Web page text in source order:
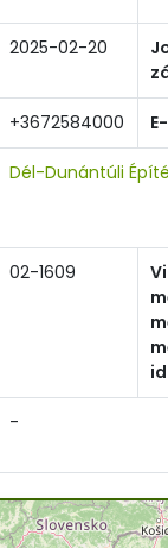
2025-02-20
+3672584000
Dél-Dunántúli
02-1609
-